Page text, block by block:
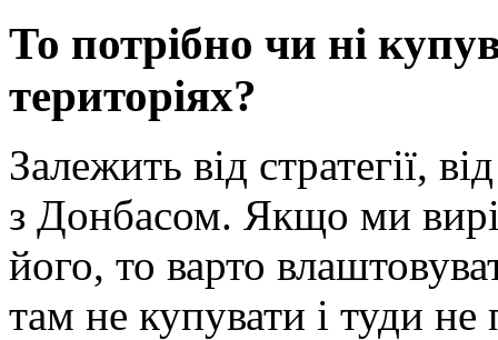
То потрібно чи ні
територіях?
Залежить від стратегії,
з Донбасом. Якщо ми
його, то варто
там не купувати і туди не